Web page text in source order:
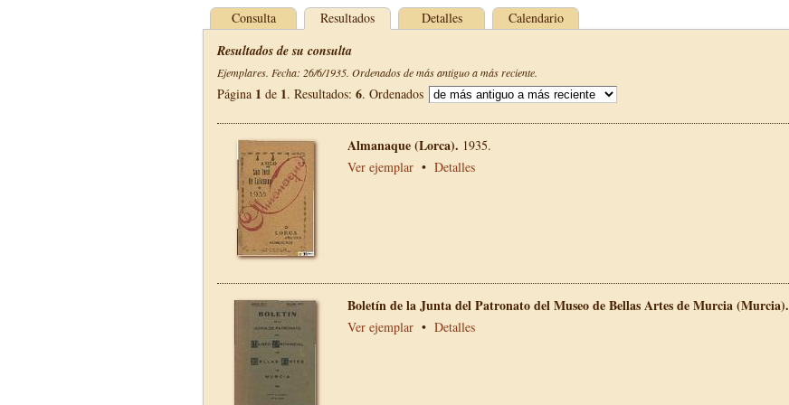
Consulta Resultados Detalles Calendario
Resultados de su consulta
Ejemplares. Fecha: 26/6/1935. Ordenados de más antiguo a más reciente.
Página 1 de 1. Resultados: 6. Ordenados
Almanaque (Lorca). 1935.
Ver ejemplar • Detalles
Boletín de la Junta del Patronato del Museo de Bellas Artes de Murcia (Murcia).
Ver ejemplar • Detalles